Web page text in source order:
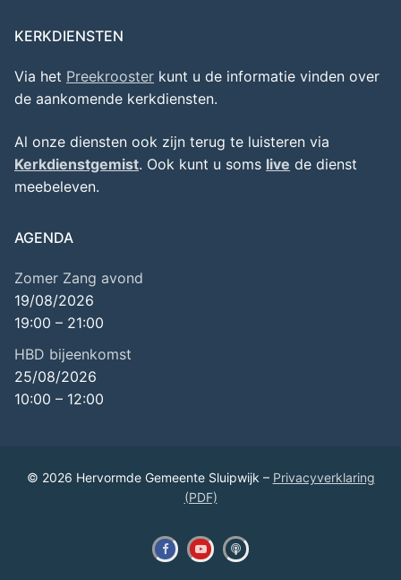
KERKDIENSTEN
Via het Preekrooster kunt u de informatie vinden over
de aankomende kerkdiensten.
Al onze diensten ook zijn terug te luisteren via
Kerkdienstgemist. Ook kunt u soms live de dienst
meebeleven.
AGENDA
Zomer Zang avond
19/08/2026
19:00 – 21:00
HBD bijeenkomst
25/08/2026
10:00 – 12:00
© 2026 Hervormde Gemeente Sluipwijk – Privacyverklaring
(PDF)